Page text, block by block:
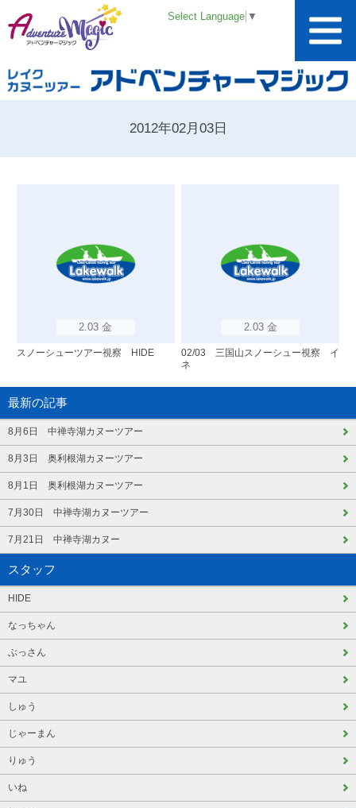
Select Language ▼
2012年02月03日
2.03 金
スノーシューツアー視察 HIDE
2.03 金
02/03 三国山スノーシュー視察 イ
ネ
最新の記事
8月6日 中禅寺湖カヌーツアー
8月3日 奥利根湖カヌーツアー
8月1日 奥利根湖カヌーツアー
7月30日 中禅寺湖カヌーツアー
7月21日 中禅寺湖カヌー
スタッフ
HIDE
なっちゃん
ぶっさん
マユ
しゅう
じゃーまん
りゅう
いね